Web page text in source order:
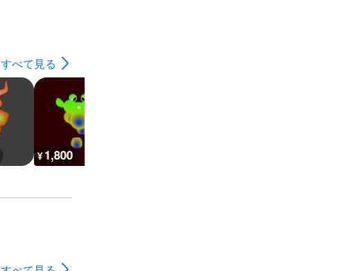
すべて見る
¥1,800